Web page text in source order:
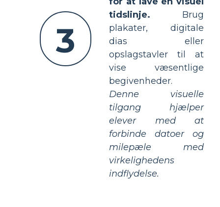
3
tidslinje. Brug
plakater, digitale
dias eller
opslagstavler til at
vise væsentlige
begivenheder.
Denne visuelle
tilgang hjælper
elever med at
forbinde datoer og
milepæle med
virkelighedens
indflydelse.